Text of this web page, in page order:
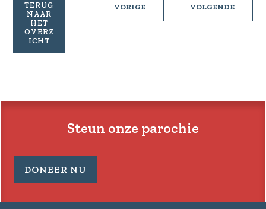
TERUG
NAAR
HET
OVERZ
ICHT
VORIGEPASTORALE VOLGENDE
Steun onze parochie
DONEER NU